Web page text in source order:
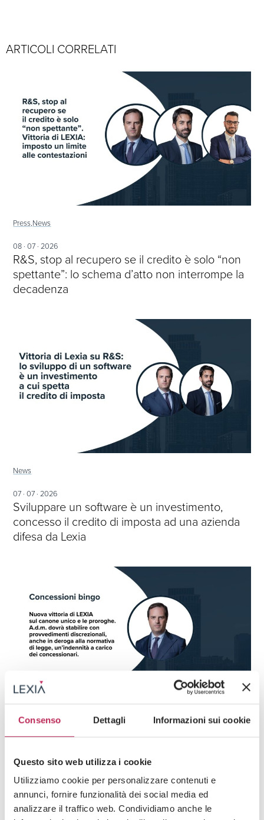
Consenso Dettagli Informazioni sui cookie
Questo sito web utilizza i cookie
Utilizziamo cookie per personalizzare contenuti e
annunci, fornire funzionalità dei social media ed
analizzare il traffico web. Condividiamo anche le
ARTICOLI CORRELATI
Press,News
08 · 07 · 2026
R&S, stop al recupero se il credito è solo “non
spettante”: lo schema d’atto non interrompe la
decadenza
News
07 · 07 · 2026
Sviluppare un software è un investimento,
concesso il credito di imposta ad una azienda
difesa da Lexia
News
Verso una redistribuzione del “costo” delle
proroghe illegittime all’interno del mercato
Guarda tutti +